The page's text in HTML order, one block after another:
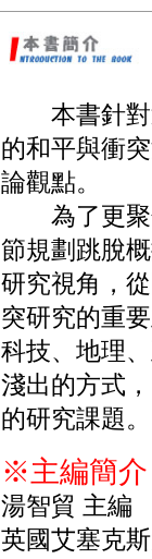
本書針對
的和平與衝
論觀點。
為了更聚
節規劃跳脫
研究視角，
突研究的重
科技、地理
淺出的方式
的研究課題。
※主編簡介
湯智貿 主編
英國艾塞克